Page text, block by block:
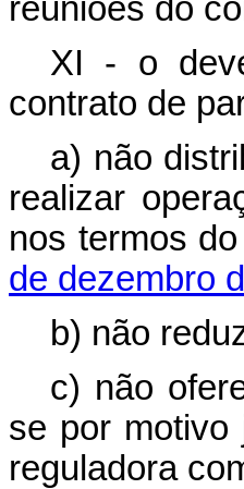
reuniões do
XI - o
contrato de
a) não
realizar
nos termos
de dezembro
b) não
c) não
se por motivo
reguladora